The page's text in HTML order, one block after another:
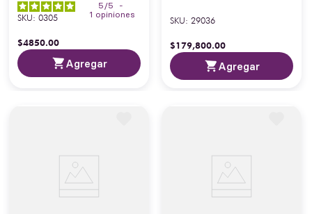
5 /5
-
1 opiniones
SKU: 0305
$4850.00
Agregar
SKU: 29036
$179,800.00
Agregar